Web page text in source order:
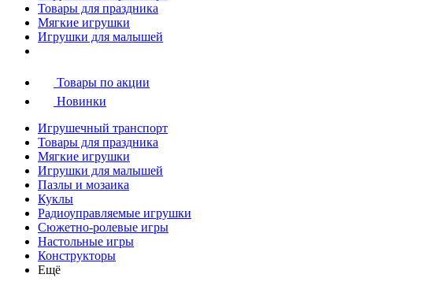
Товары для праздника
Мягкие игрушки
Игрушки для малышей
Товары по акции
Новинки
Игрушечный транспорт
Товары для праздника
Мягкие игрушки
Игрушки для малышей
Пазлы и мозаика
Куклы
Радиоуправляемые игрушки
Сюжетно-ролевые игры
Настольные игры
Конструкторы
Ещё